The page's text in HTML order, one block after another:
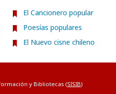
El Cancionero popular
Poesías populares
El Nuevo cisne chileno
y Bibliotecas (SISIB)